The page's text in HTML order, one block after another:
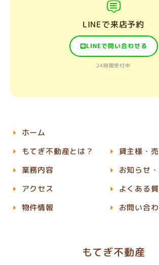
LINEで来店予約
LINEで問い合わせる
24時間受付中
もてぎ不動産
ホーム
もてぎ不動産とは？
業務内容
アクセス
物件情報
貸主様・
お知らせ
よくある
お問い合